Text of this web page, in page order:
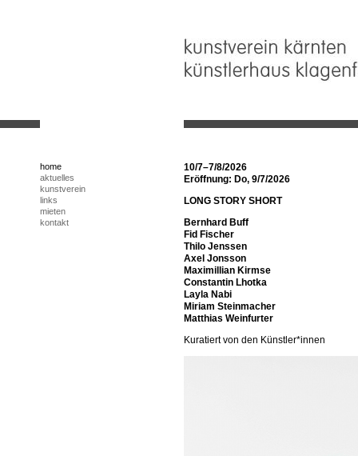
home
aktuelles
kunstverein
links
mieten
kontakt
10/7–7/8/2026
Eröffnung: Do, 9/7/2026
LONG STORY SHORT
Bernhard Buff
Fid Fischer
Thilo Jenssen
Axel Jonsson
Maximillian Kirmse
Constantin Lhotka
Layla Nabi
Miriam Steinmacher
Matthias Weinfurter
Kuratiert von den Künstler*innen